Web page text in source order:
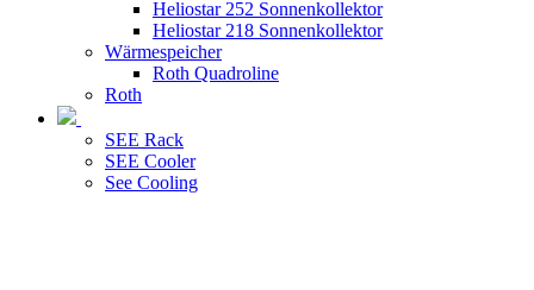
Heliostar 252 Sonnenkollektor
Heliostar 218 Sonnenkollektor
Wärmespeicher
Roth Quadroline
Roth
SEE Rack
SEE Cooler
See Cooling